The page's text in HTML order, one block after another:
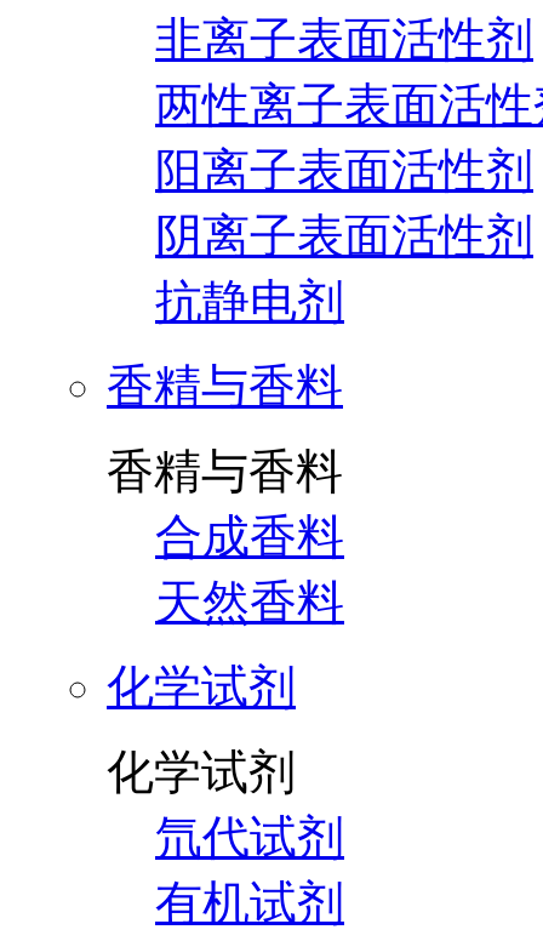
非离子表面活性剂
两性离子表面活
阳离子表面活性剂
阴离子表面活性剂
抗静电剂
香精与香料
香精与香料
合成香料
天然香料
化学试剂
化学试剂
氘代试剂
有机试剂